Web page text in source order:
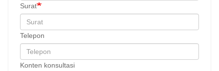
Surat
Telepon
Konten konsultasi